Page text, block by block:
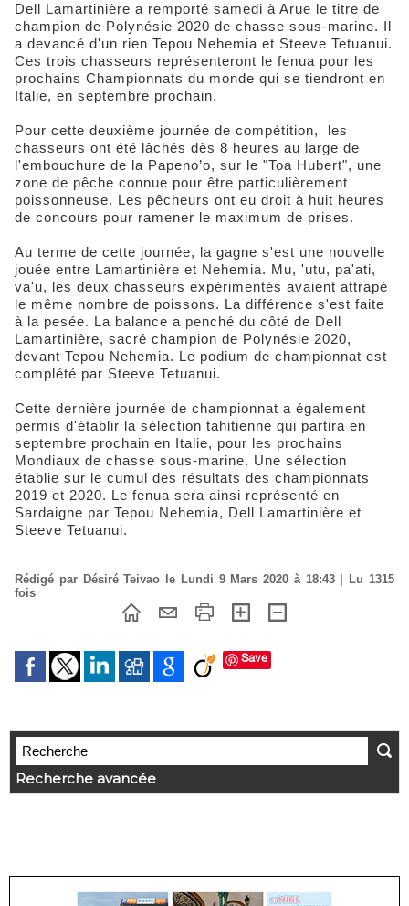
Dell Lamartinière a remporté samedi à Arue le titre de
champion de Polynésie 2020 de chasse sous-marine. Il
a devancé d'un rien Tepou Nehemia et Steeve Tetuanui.
Ces trois chasseurs représenteront le fenua pour les
prochains Championnats du monde qui se tiendront en
Italie, en septembre prochain.
Pour cette deuxième journée de compétition, les
chasseurs ont été lâchés dès 8 heures au large de
l'embouchure de la Papeno’o, sur le "Toa Hubert", une
zone de pêche connue pour être particulièrement
poissonneuse. Les pêcheurs ont eu droit à huit heures
de concours pour ramener le maximum de prises.
Au terme de cette journée, la gagne s'est une nouvelle
jouée entre Lamartinière et Nehemia. Mu, 'utu, pa'ati,
va'u, les deux chasseurs expérimentés avaient attrapé
le même nombre de poissons. La différence s'est faite
à la pesée. La balance a penché du côté de Dell
Lamartinière, sacré champion de Polynésie 2020,
devant Tepou Nehemia. Le podium de championnat est
complété par Steeve Tetuanui.
Cette dernière journée de championnat a également
permis d'établir la sélection tahitienne qui partira en
septembre prochain en Italie, pour les prochains
Mondiaux de chasse sous-marine. Une sélection
établie sur le cumul des résultats des championnats
2019 et 2020. Le fenua sera ainsi représenté en
Sardaigne par Tepou Nehemia, Dell Lamartinière et
Steeve Tetuanui.
Rédigé par Désiré Teivao le Lundi 9 Mars 2020 à 18:43 | Lu 1315
fois
Save
Recherche avancée